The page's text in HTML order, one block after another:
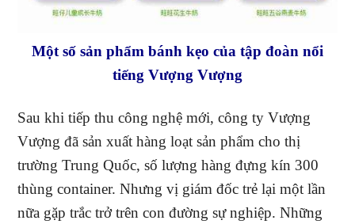
Một số sản phẩm bánh kẹo của tập đoàn nổi
tiếng Vượng Vượng
Sau khi tiếp thu công nghệ mới, công ty Vượng
Vượng đã sản xuất hàng loạt sản phẩm cho thị
trường Trung Quốc, số lượng hàng đựng kín 300
thùng container. Nhưng vị giám đốc trẻ lại một lần
nữa gặp trắc trở trên con đường sự nghiệp. Những